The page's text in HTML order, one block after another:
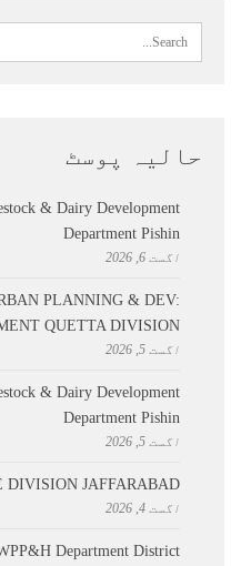
حالیہ پوسٹ
& Dairy Development
Department Pishin
اگست 6, 2026
PLANNING & DEV:
QUETTA DIVISION
اگست 5, 2026
& Dairy Development
Department Pishin
اگست 5, 2026
DIVISION JAFFARABAD
اگست 4, 2026
Department District